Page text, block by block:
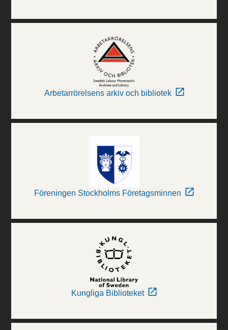
Arbetarrörelsens arkiv och bibliotek
Föreningen Stockholms Företagsminnen
Kungliga Biblioteket